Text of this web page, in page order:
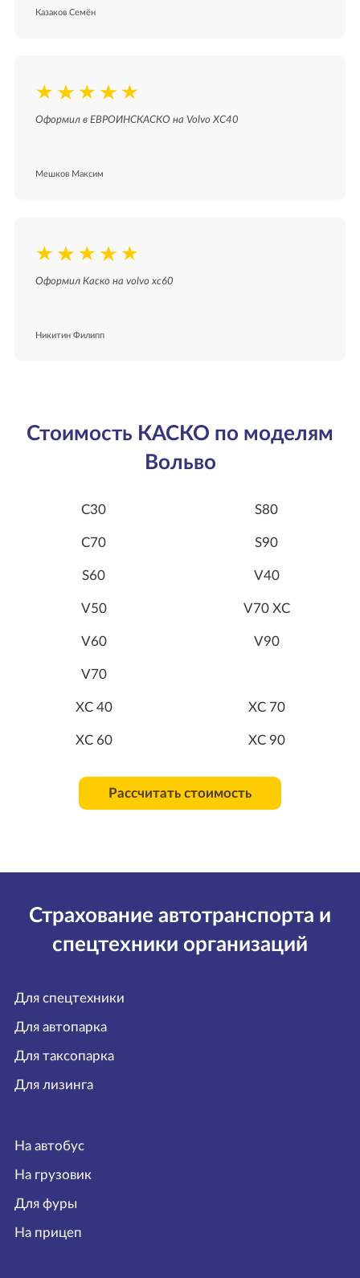
Казаков Семён
Оформил в ЕВРОИНСКАСКО на Volvo XC40
Мешков Максим
Оформил Каско на volvo xc60
Никитин Филипп
Стоимость КАСКО по моделям
Вольво
С30
С70
S60
S80
S90
V40
V50
V60
V70
V70 XC
V90
XC 40
XC 60
XC 70
XC 90
Рассчитать стоимость
Страхование автотранспорта и
спецтехники организаций
Для спецтехники
Для автопарка
Для таксопарка
Для лизинга
На автобус
На грузовик
Для фуры
На прицеп